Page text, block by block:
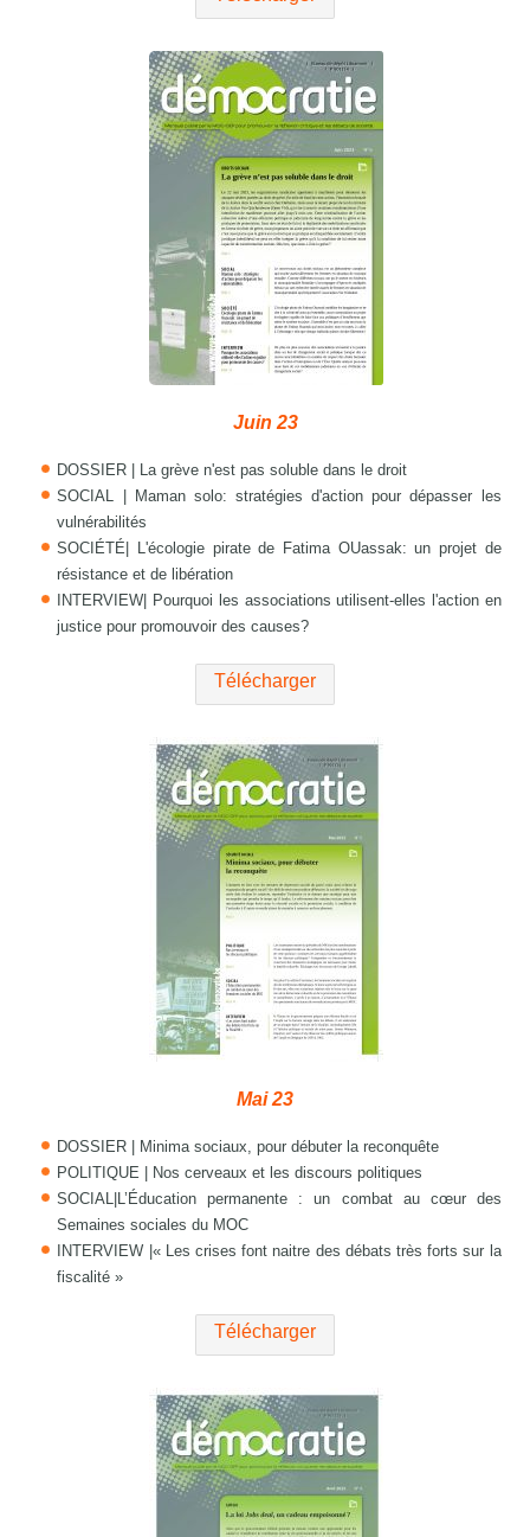
Juin 23
DOSSIER | La grève n'est pas soluble dans le droit
SOCIAL | Maman solo: stratégies d'action pour dépasser les
vulnérabilités
SOCIÉTÉ| L'écologie pirate de Fatima OUassak: un projet de
résistance et de libération
INTERVIEW| Pourquoi les associations utilisent-elles l'action en
justice pour promouvoir des causes?
Télécharger
Mai 23
DOSSIER | Minima sociaux, pour débuter la reconquête
POLITIQUE | Nos cerveaux et les discours politiques
SOCIAL|L’Éducation permanente : un combat au cœur des
Semaines sociales du MOC
INTERVIEW |« Les crises font naitre des débats très forts sur la
fiscalité »
Télécharger